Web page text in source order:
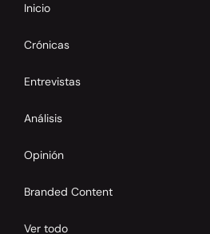
Inicio
Crónicas
Entrevistas
Análisis
Opinión
Branded Content
Ver todo